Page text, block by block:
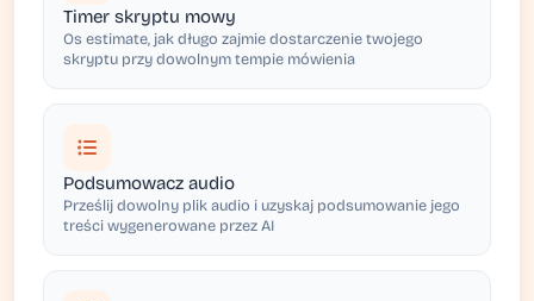
Timer skryptu mowy
Os estimate, jak długo zajmie dostarczenie twojego
skryptu przy dowolnym tempie mówienia
Podsumowacz audio
Prześlij dowolny plik audio i uzyskaj podsumowanie jego
treści wygenerowane przez AI